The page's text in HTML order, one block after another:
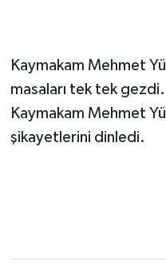
Kaymakam Mehmet
masaları tek tek
Kaymakam Mehmet
şikayetlerini dinledi.